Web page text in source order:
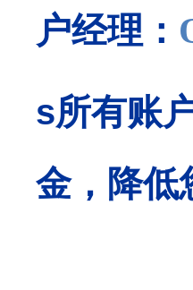
户经理：
s所有账
金，降低